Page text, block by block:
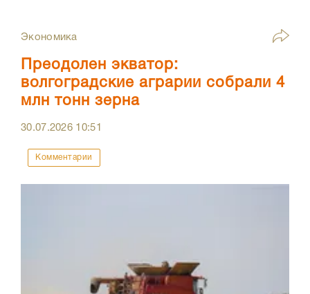
Экономика
Преодолен экватор:
волгоградские аграрии собрали 4
млн тонн зерна
30.07.2026 10:51
Комментарии